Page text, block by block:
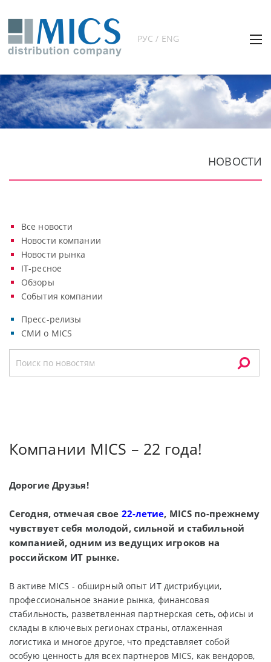
РУС / ENG
НОВОСТИ
Все новости
Новости компании
Новости рынка
IT-ресное
Обзоры
События компании
Пресс-релизы
СМИ о MICS
Компании MICS – 22 года!
Дорогие Друзья!
Сегодня, отмечая свое 22-летие, MICS по-прежнему
чувствует себя молодой, сильной и стабильной
компанией, одним из ведущих игроков на
российском ИТ рынке.
В активе MICS - обширный опыт ИТ дистрибуции,
профессиональное знание рынка, финансовая
стабильность, разветвленная партнерская сеть, офисы и
склады в ключевых регионах страны, отлаженная
логистика и многое другое, что представляет собой
особую ценность для всех партнеров MICS, как вендоров,